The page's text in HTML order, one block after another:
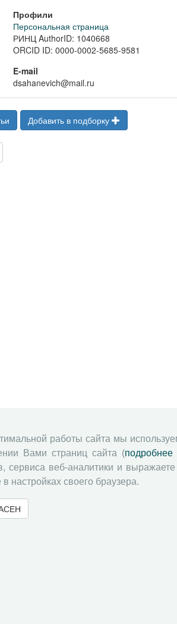
Профили
Персональная страница
РИНЦ AuthorID: 1040668
ORCID ID: 0000-0002-5685-9581
E-mail
dsahanevich@mail.ru
Добавить в подборку
работы сайта мы
Вами страниц сайта (подробнее
сервиса веб-аналитики и выражаете
настройках своего браузера.